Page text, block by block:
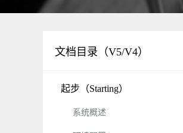
文档目录（V5/V4）
起步（Starting）
系统概述